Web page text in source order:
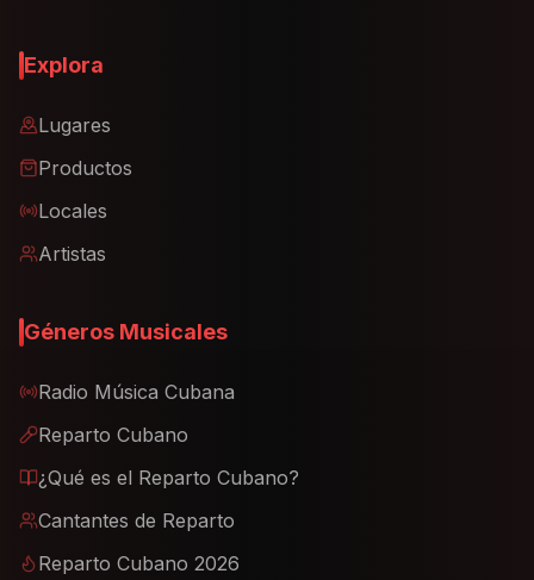
Explora
Lugares
Productos
Locales
Artistas
Géneros Musicales
Radio Música Cubana
Reparto Cubano
¿Qué es el Reparto Cubano?
Cantantes de Reparto
Reparto Cubano 2026